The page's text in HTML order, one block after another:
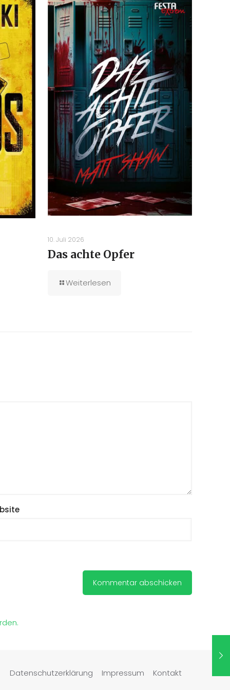
10. Juli 2026
Das achte Opfer
Weiterlesen
Datenschutzerklärung Impressum Kontakt